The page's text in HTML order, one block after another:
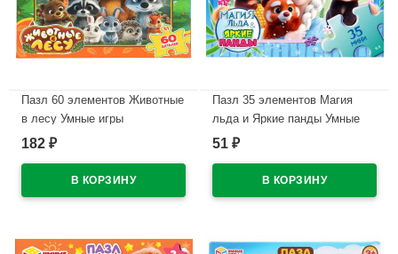
Пазл 60 элементов Животные
в лесу Умные игры
190х141х35 мм
182 ₽
Пазл 35 элементов Магия
льда и Яркие панды Умные
игры 90х65х25 мм
51 ₽